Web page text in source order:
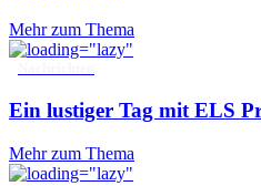
Mehr zum Thema
Ein lustiger Tag mit ELS
Mehr zum Thema